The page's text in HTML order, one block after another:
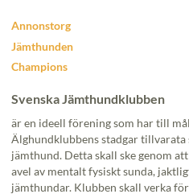
Annonstorg
Jämthunden
Champions
Svenska Jämthundklubben
är en ideell förening som har till
Älghundklubbens stadgar tillvarata
jämthund. Detta skall ske genom
avel av mentalt fysiskt sunda,
jämthundar. Klubben skall verka